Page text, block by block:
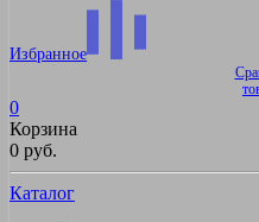
Избранное
0
Корзина
0 руб.
Каталог